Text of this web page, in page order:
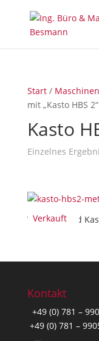
Start/
mit „Kasto HBS 2“
Kasto
Einzelnes
Verkauft
Verkauft/Sold
Kontakt
+49 (0) 781 –
+49 (0) 781 –